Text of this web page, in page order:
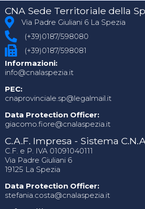
CNA Sede Territoriale della
Via Padre Giuliani 6 La Spezia
(+39)0187/598080
(+39)0187/598081
Informazioni:
info@cnalaspezia.it
PEC:
cnaprovinciale.sp@legalmail.it
Data Protection Officer:
giacomo.fiore@cnalaspezia.it
C.A.F. Impresa - Sistema
C.F. e P. IVA 01091040111
Via Padre Giuliani 6
19125 La Spezia
Data Protection Officer:
stefania.costa@cnalaspezia.it